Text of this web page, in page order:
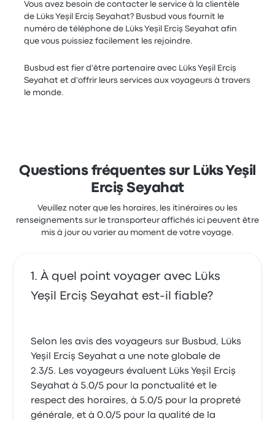
Vous avez besoin de contacter le service à la clientèle
de Lüks Yeşil Erciş Seyahat? Busbud vous fournit le
numéro de téléphone de Lüks Yeşil Erciş Seyahat afin
que vous puissiez facilement les rejoindre.
Busbud est fier d'être partenaire avec Lüks Yeşil Erciş
Seyahat et d'offrir leurs services aux voyageurs à travers
le monde.
Questions fréquentes sur Lüks Yeşil
Erciş Seyahat
Veuillez noter que les horaires, les itinéraires ou les
renseignements sur le transporteur affichés ici peuvent être
mis à jour ou varier au moment de votre voyage.
À quel point voyager avec Lüks
Yeşil Erciş Seyahat est-il fiable?
Selon les avis des voyageurs sur Busbud, Lüks
Yeşil Erciş Seyahat a une note globale de
2.3/5. Les voyageurs évaluent Lüks Yeşil Erciş
Seyahat à 5.0/5 pour la ponctualité et le
respect des horaires, à 5.0/5 pour la propreté
générale, et à 0.0/5 pour la qualité de la